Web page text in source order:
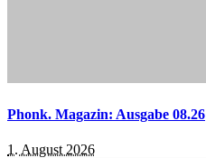
Phonk. Magazin: Ausgabe 08.26
1. August 2026